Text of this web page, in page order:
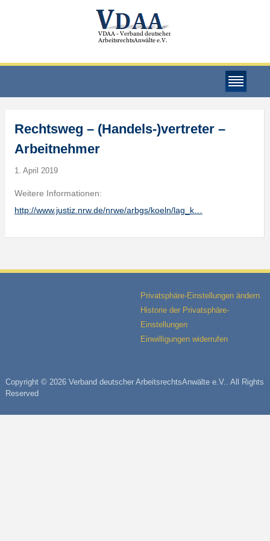
Rechtsweg – (Handels-)vertreter –
Arbeitnehmer
1. April 2019
Weitere Informationen:
http://www.justiz.nrw.de/nrwe/arbgs/koeln/lag_k…
Privatsphäre-Einstellungen ändern
Historie der Privatsphäre-
Einstellungen
Einwilligungen widerrufen
Copyright © 2026 Verband deutscher ArbeitsrechtsAnwälte e.V.. All Rights
Reserved